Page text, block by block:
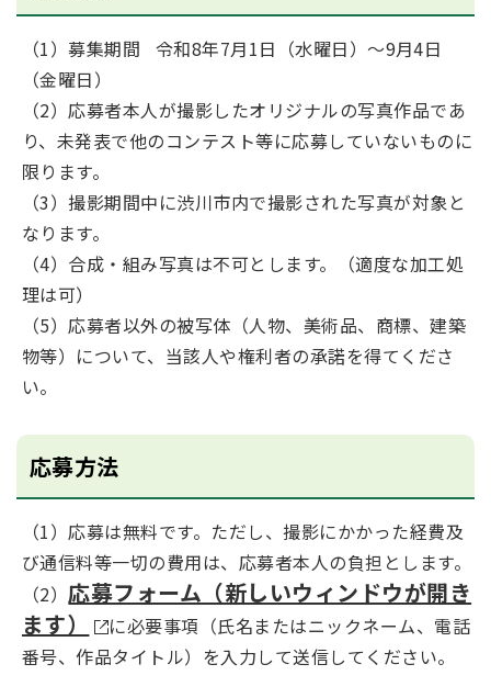
（1）募集期間 令和8年7月1日（水曜日）～9月4日
（金曜日）
（2）応募者本人が撮影したオリジナルの写真作品であ
り、未発表で他のコンテスト等に応募していないものに
限ります。
（3）撮影期間中に渋川市内で撮影された写真が対象と
なります。
（4）合成・組み写真は不可とします。（適度な加工処
理は可）
（5）応募者以外の被写体（人物、美術品、商標、建築
物等）について、当該人や権利者の承諾を得てくださ
い。
応募方法
（1）応募は無料です。ただし、撮影にかかった経費及
び通信料等一切の費用は、応募者本人の負担とします。
（2）応募フォーム（新しいウィンドウが開き
ます）
に必要事項（氏名またはニックネーム、電話
番号、作品タイトル）を入力して送信してください。